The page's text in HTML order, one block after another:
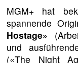
MGM+ hat
spannende
Hostage»
und
(«The Night